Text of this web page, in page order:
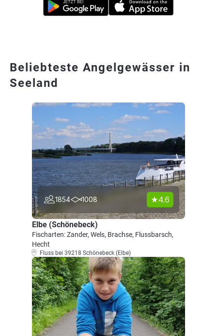
Beliebteste Angelgewässer in
Seeland
1854 1008 4.6
Elbe (Schönebeck)
Fischarten: Zander, Wels, Brachse, Flussbarsch,
Hecht
Fluss bei 39218 Schönebeck (Elbe)